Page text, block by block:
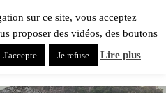
sur ce site, vous acceptez
proposer des vidéos, des boutons
J'accepte Je refuse Lire plus